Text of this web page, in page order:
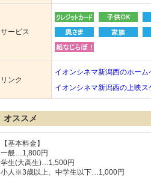
サービス
リンク
イオンシネマ新潟西のホーム
イオンシネマ新潟西の上映ス
オススメ
【基本料金】
一般…1,800円
学生(大高生)…1,500円
小人※3歳以上、中学生以下…1,000円